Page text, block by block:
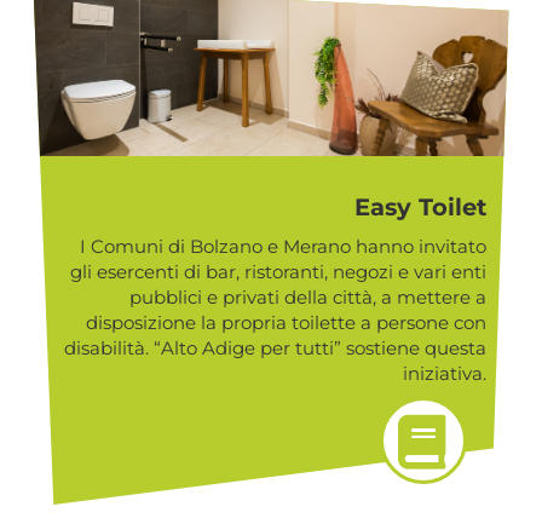
Easy Toilet
I Comuni di Bolzano e Merano hanno invitato
gli esercenti di bar, ristoranti, negozi e vari enti
pubblici e privati della città, a mettere a
disposizione la propria toilette a persone con
disabilità. “Alto Adige per tutti” sostiene questa
iniziativa.